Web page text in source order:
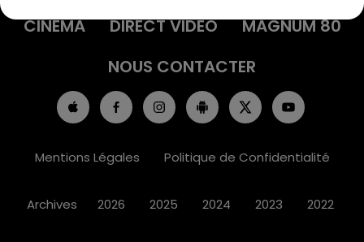
CINÉMA
DIRECT VIDÉO
MAGNUM 80
NOUS CONTACTER
Mentions Légales Politique de Confidentialité
Archives 2026 2025 2024 2023 2022